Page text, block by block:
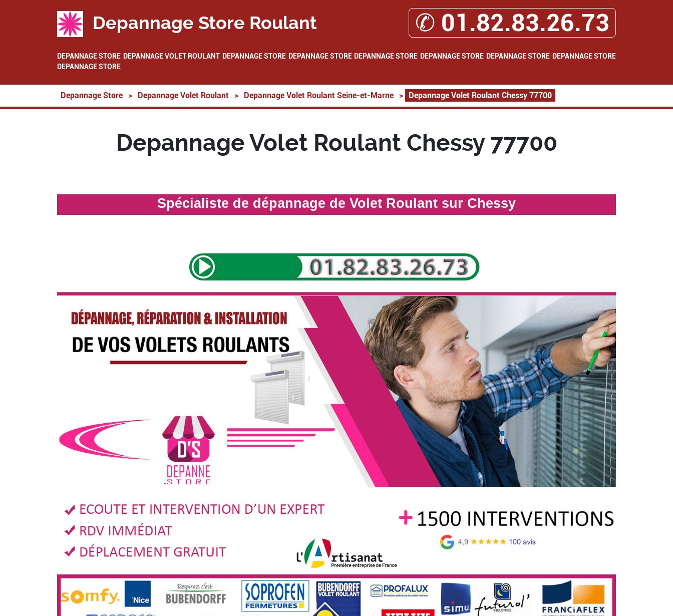
Depannage Store Roulant ✆ 01.82.83.26.73
DEPANNAGE STORE DEPANNAGE VOLET ROULANT DEPANNAGE STORE DEPANNAGE STORE DEPANNAGE STORE DEPANNAGE STORE DEPANNAGE STORE DEPANNAGE STORE
DEPANNAGE STORE
Depannage Store > Depannage Volet Roulant > Depannage Volet Roulant Seine-et-Marne > Depannage Volet Roulant Chessy 77700
Depannage Volet Roulant Chessy 77700
Spécialiste de dépannage de Volet Roulant sur Chessy